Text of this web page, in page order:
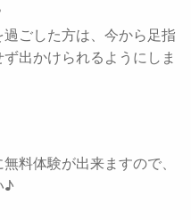
ごした方は、今から足指
出かけられるようにしま
料体験が出来ますので、
♪